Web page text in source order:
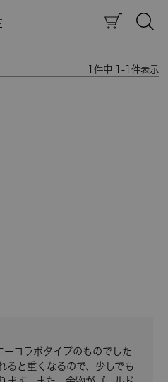
件中 -1 件表示
ーコラボタイプのものでした
ると重くなるので、少しでも